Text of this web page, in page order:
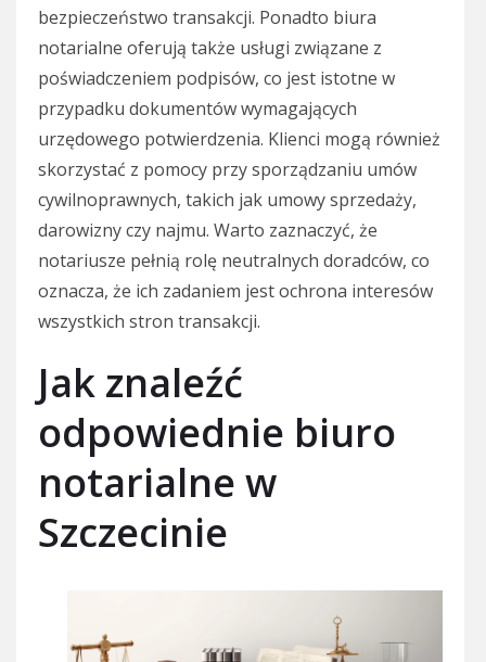
bezpieczeństwo transakcji. Ponadto biura
notarialne oferują także usługi związane z
poświadczeniem podpisów, co jest istotne w
przypadku dokumentów wymagających
urzędowego potwierdzenia. Klienci mogą również
skorzystać z pomocy przy sporządzaniu umów
cywilnoprawnych, takich jak umowy sprzedaży,
darowizny czy najmu. Warto zaznaczyć, że
notariusze pełnią rolę neutralnych doradców, co
oznacza, że ich zadaniem jest ochrona interesów
wszystkich stron transakcji.
Jak znaleźć
odpowiednie biuro
notarialne w
Szczecinie